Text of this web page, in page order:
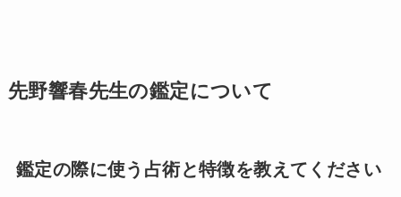
先野響春先生の鑑定について
鑑定の際に使う占術と特徴を教えてください